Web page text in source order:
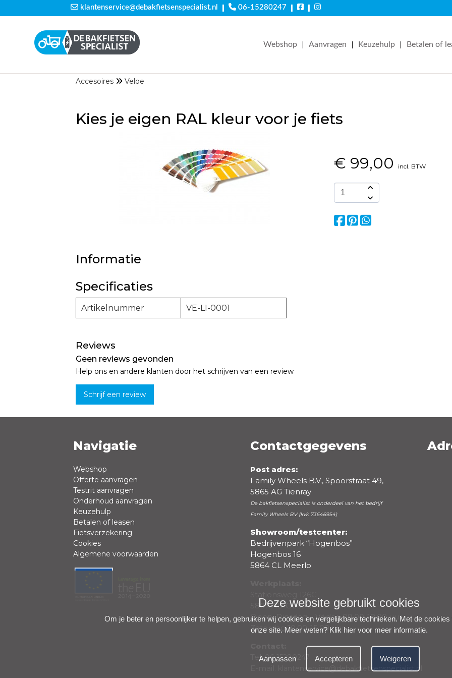
klantenservice@debakfietsenspecialist.nl | 06-15280247 | |
Webshop | Aanvragen | Keuzehulp | Betalen of
Accesoires Veloe
Kies je eigen RAL kleur voor je fiets
€ 99,00 incl. BTW
Informatie
Specificaties
Artikelnummer VE-LI-0001
Reviews
Geen reviews gevonden
Help ons en andere klanten door het schrijven van een review
Schrijf een review
Naam * Emailadres *
Review *
Positieve punten
Navigatie
Webshop
Offerte aanvragen
Testrit aanvragen
Onderhoud aanvragen
Keuzehulp
Betalen of leasen
Fietsverzekering
Cookies
Algemene voorwaarden
Contactgegevens
Post adres:
Family Wheels B.V., Spoorstraat 49,
5865 AG Tienray
De bakfietsenspecialist is onderdeel van het bedrijf
Family Wheels BV (kvk 73646954)
Showroom/testcenter:
Bedrijvenpark “Hogenbos”
Hogenbos 16
5864 CL Meerlo
5807 AD Oostrum
Open: Dinsdag – Vrijdag 09.00-18.00 uur,
Zaterdag 10.00-15.00 uur
Tel.06-15280247
klantenservice@debakfietsenspecialist.nl
Deze website gebruikt cookies
Om je beter en persoonlijker te helpen, gebruiken wij cookies en vergelijkbare technieken. Met de
onze site. Meer weten? Klik hier voor meer informatie.
Aanpassen Accepteren Weigeren